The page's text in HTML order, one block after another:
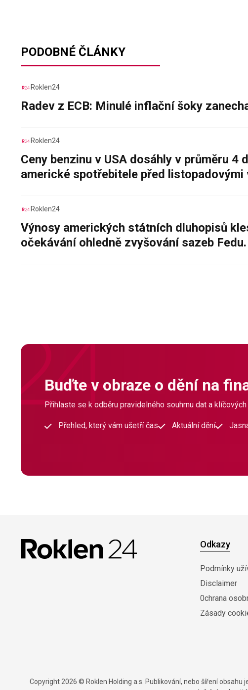
PODOBNÉ ČLÁNKY
Roklen24
Radev z ECB: Minulé inflační šoky
Roklen24
Ceny benzinu v USA dosáhly v průměru
americké spotřebitele před listopadovými
Roklen24
Výnosy amerických státních dluhopisů
očekávání ohledně zvyšování sazeb Fedu.
Buďte v obraze o dění na
Přihlaste se k odběru pravidelného souhrnu dat a
Přehled, který vám ušetří čas Aktuální dění
Odkazy
Podmínky
Disclaimer
0chrana
Zásady
Copyright 2026 © Roklen Holding a.s. Publikování, nebo šíření